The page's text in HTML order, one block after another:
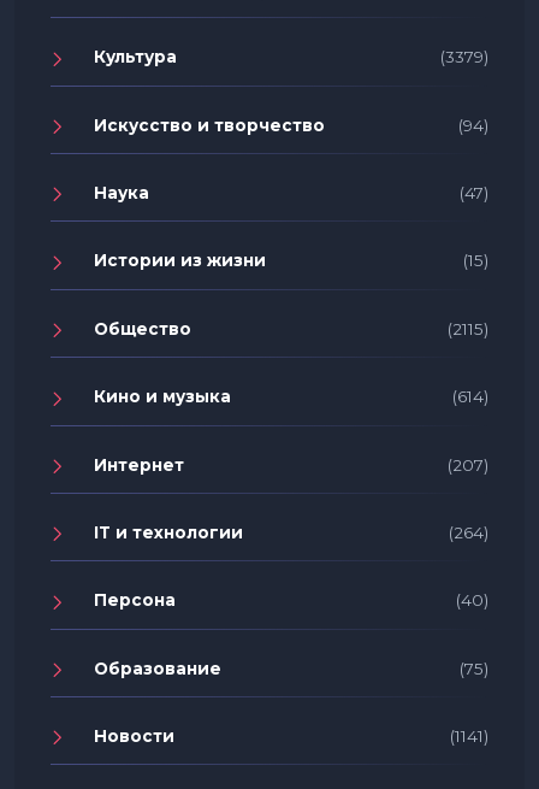
Культура (3379)
Искусство и творчество (94)
Наука (47)
Истории из жизни (15)
Общество (2115)
Кино и музыка (614)
Интернет (207)
IT и технологии (264)
Персона (40)
Образование (75)
Новости (1141)